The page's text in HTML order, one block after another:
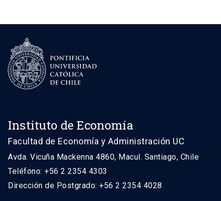
Instituto de Economía
Facultad de Economía y Administración UC
Avda. Vicuña Mackenna 4860, Macul. Santiago, Chile
Teléfono: +56 2 2354 4303
Dirección de Postgrado: +56 2 2354 4028